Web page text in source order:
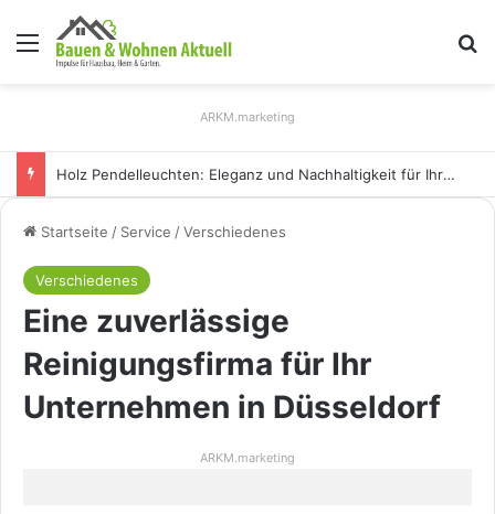
Menü
ARKM.marketing
Wespennest: Effektive Methoden zur sicheren Entfernung
Startseite / Service /Verschiedenes
Verschiedenes
Eine zuverlässige
Reinigungsfirma für Ihr
Unternehmen in Düsseldorf
ARKM.marketing